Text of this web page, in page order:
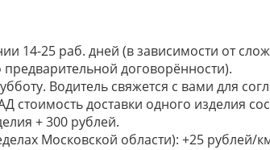
14-25 раб. дней (в зависимости от
договорённости).
Водитель свяжется с вами для
стоимость доставки одного изделия
+ 300 рублей.
Московской области): +25 рублей/